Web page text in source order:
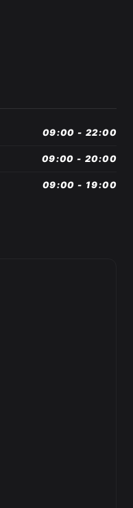
09:00 - 22:00
09:00 - 20:00
09:00 - 19:00